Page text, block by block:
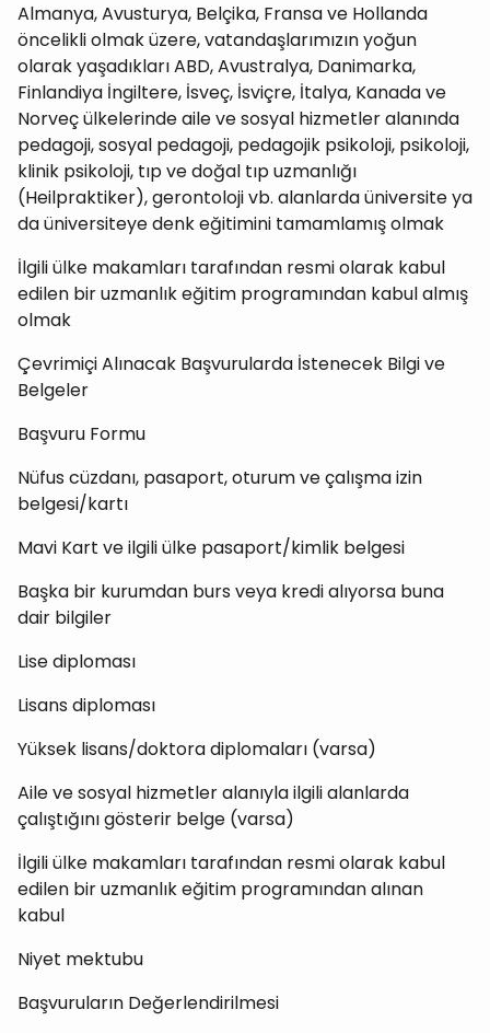
Almanya, Avusturya, Belçika, Fransa ve Hollanda
öncelikli olmak üzere, vatandaşlarımızın yoğun
olarak yaşadıkları ABD, Avustralya, Danimarka,
Finlandiya İngiltere, İsveç, İsviçre, İtalya, Kanada ve
Norveç ülkelerinde aile ve sosyal hizmetler alanında
pedagoji, sosyal pedagoji, pedagojik psikoloji, psikoloji,
klinik psikoloji, tıp ve doğal tıp uzmanlığı
(Heilpraktiker), gerontoloji vb. alanlarda üniversite ya
da üniversiteye denk eğitimini tamamlamış olmak
İlgili ülke makamları tarafından resmi olarak kabul
edilen bir uzmanlık eğitim programından kabul almış
olmak
Çevrimiçi Alınacak Başvurularda İstenecek Bilgi ve
Belgeler
Başvuru Formu
Nüfus cüzdanı, pasaport, oturum ve çalışma izin
belgesi/kartı
Mavi Kart ve ilgili ülke pasaport/kimlik belgesi
Başka bir kurumdan burs veya kredi alıyorsa buna
dair bilgiler
Lise diploması
Lisans diploması
Yüksek lisans/doktora diplomaları (varsa)
Aile ve sosyal hizmetler alanıyla ilgili alanlarda
çalıştığını gösterir belge (varsa)
İlgili ülke makamları tarafından resmi olarak kabul
edilen bir uzmanlık eğitim programından alınan
kabul
Niyet mektubu
Başvuruların Değerlendirilmesi